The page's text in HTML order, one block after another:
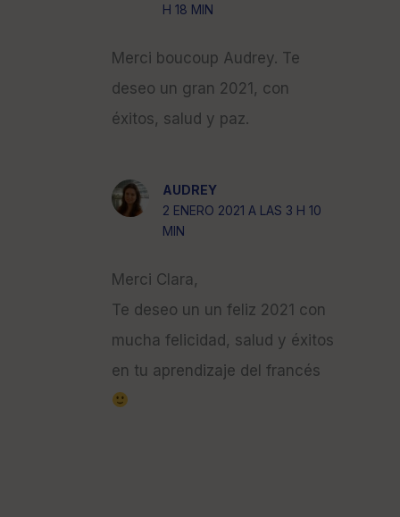
H 18 MIN
Merci boucoup Audrey. Te
deseo un gran 2021, con
éxitos, salud y paz.
AUDREY
2 ENERO 2021 A LAS 3 H 10
MIN
Merci Clara,
Te deseo un un feliz 2021 con
mucha felicidad, salud y éxitos
en tu aprendizaje del francés